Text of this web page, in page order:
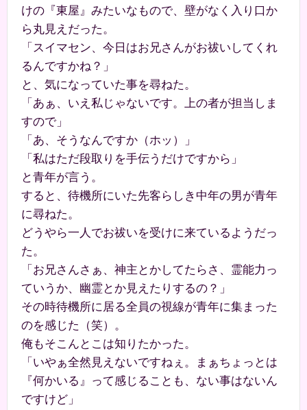
けの『東屋』みたいなもので、壁がなく入り口か
ら丸見えだった。
「スイマセン、今日はお兄さんがお祓いしてくれ
るんですかね？」
と、気になっていた事を尋ねた。
「あぁ、いえ私じゃないです。上の者が担当しま
すので」
「あ、そうなんですか（ホッ）」
「私はただ段取りを手伝うだけですから」
と青年が言う。
すると、待機所にいた先客らしき中年の男が青年
に尋ねた。
どうやら一人でお祓いを受けに来ているようだっ
た。
「お兄さんさぁ、神主とかしてたらさ、霊能力っ
ていうか、幽霊とか見えたりするの？」
その時待機所に居る全員の視線が青年に集まった
のを感じた（笑）。
俺もそこんとこは知りたかった。
「いやぁ全然見えないですねぇ。まぁちょっとは
『何かいる』って感じることも、ない事はないん
ですけど」